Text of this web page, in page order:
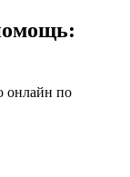
онлайн по